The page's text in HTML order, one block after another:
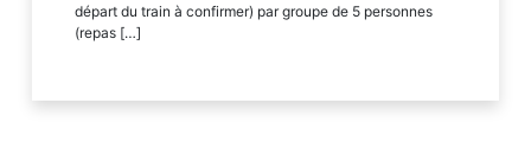
départ du train à confirmer) par groupe de 5 personnes
(repas […]